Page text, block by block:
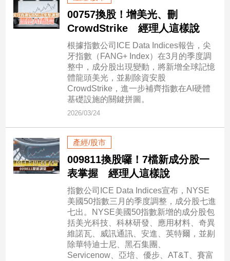
建
築/
座/
命
理
00757換股！增美光、刪
CrowdStrike 經理人這樣說
根據指數公司ICE Data Indices報告，尖
牙指數（FANG+ Index）在3月的季度調
整中，成分股出現變動，將新增全球記憶
體龍頭美光，並剔除資安股
CrowdStrike，進一步補齊指數在AI硬體
基礎設施的關鍵拼圖。
2026/03/24
產經/股市
009811換股囉！7檔新成分股一
表掌握 經理人這樣說
指數公司ICE Data Indices宣布，NYSE
美國50指數三月的季度調整，成分股七進
七出。NYSE美國50指數新增的成分股包
括美光科技、科林研發、應用材料、奇異
維諾瓦、威訊通訊、安進、英特爾，並剔
除華特迪士尼、黑石集團、
Servicenow、亞培、優步、AT&T、賽富